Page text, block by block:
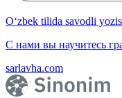
O‘zbek tilida savodli
С нами вы научитесь
sarlavha.com